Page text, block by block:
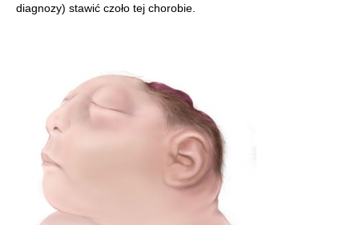
diagnozy) stawić czoło tej chorobie.